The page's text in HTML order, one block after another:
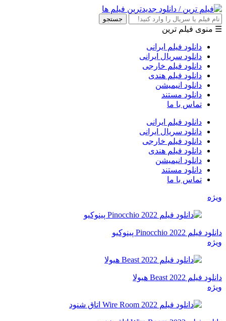
جستجو
☰ منوی فیلم ترین
دانلود فیلم ایرانی
دانلود سریال ایرانی
دانلود فیلم خارجی
دانلود فیلم هندی
دانلود انیمیشن
دانلود مستند
تماس با ما
دانلود فیلم ایرانی
دانلود سریال ایرانی
دانلود فیلم خارجی
دانلود فیلم هندی
دانلود انیمیشن
دانلود مستند
تماس با ما
ویژه
دانلود فیلم Pinocchio 2022 پینوکیو
ویژه
دانلود فیلم Beast 2022 هیولا
ویژه